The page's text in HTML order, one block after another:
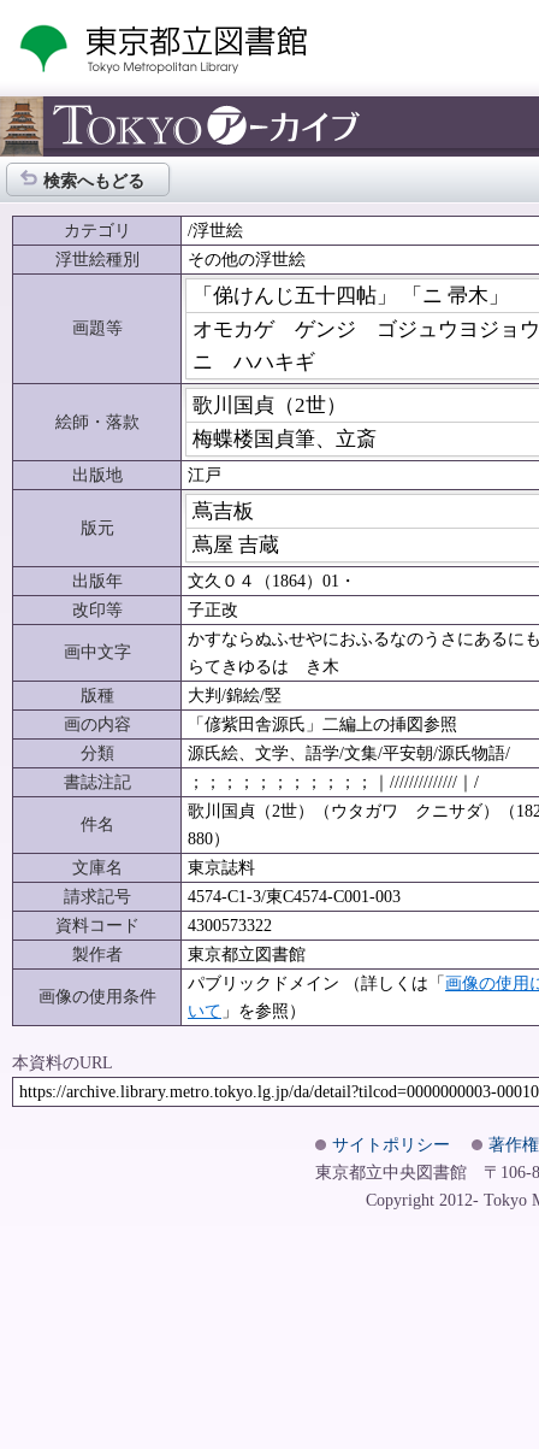
検索へもどる
カテゴリ
/浮世絵
浮世絵種別
その他の浮世絵
画題等
「俤けんじ五十四帖」 「ニ 帚木」
オモカゲ ゲンジ ゴジュウヨジ
ニ ハハキギ
絵師・落款
歌川国貞（2世）
梅蝶楼国貞筆、立斎
出版地 江戸
版元
蔦吉板
蔦屋 吉蔵
出版年
文久０４（1864）01・
改印等
子正改
画中文字
かすならぬふせやにおふるなのうさにあるに
らてきゆるはゝき木
版種
大判/錦絵/竪
画の内容
「偐紫田舎源氏」二編上の挿図参照
分類
源氏絵、文学、語学/文集/平安朝/源氏物語/
書誌注記
；；；；；；；；；；；｜//////////////｜/
件名
歌川国貞（2世）（ウタガワ クニサダ）（
880）
文庫名
東京誌料
請求記号
4574-C1-3/東C4574-C001-003
資料コード
4300573322
製作者
東京都立図書館
画像の使用条件
パブリックドメイン （詳しくは「画像の使用
いて 」を参照）
本資料のURL
https://archive.library.metro.tokyo.lg.jp/da/detail?tilcod=0000000003-
サイトポリシー
著作
東京都立中央図書館 〒106-
Copyright 2012- Tokyo